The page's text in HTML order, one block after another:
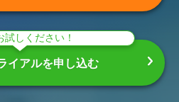
試しください！
イアルを申し込む